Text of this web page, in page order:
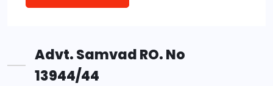
Advt. Samvad RO. No
13944/44